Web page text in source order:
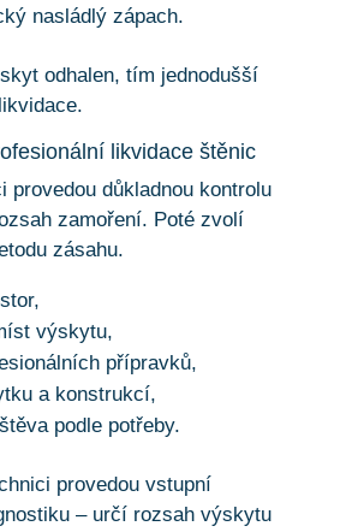
nasládlý zápach.
odhalen, tím jednodušší
likvidace štěnic
provedou důkladnou kontrolu
zamoření. Poté zvolí
zásahu.
výskytu,
přípravků,
a konstrukcí,
podle potřeby.
provedou vstupní
– určí rozsah výskytu